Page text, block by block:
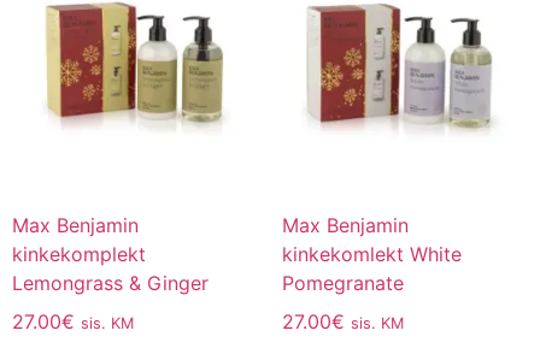
Max Benjamin
kinkekomplekt
Lemongrass & Ginger
27.00€ sis. KM
Max Benjamin
kinkekomlekt White
Pomegranate
27.00€ sis. KM